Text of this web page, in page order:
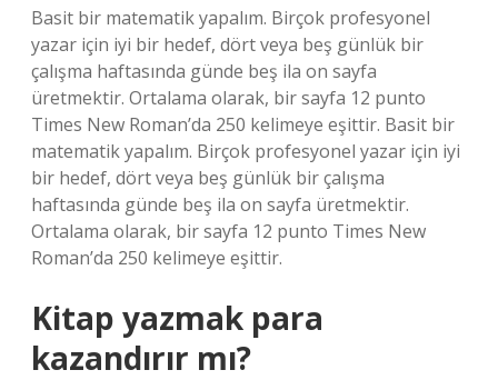
Basit bir matematik yapalım. Birçok profesyonel
yazar için iyi bir hedef, dört veya beş günlük bir
çalışma haftasında günde beş ila on sayfa
üretmektir. Ortalama olarak, bir sayfa 12 punto
Times New Roman’da 250 kelimeye eşittir. Basit bir
matematik yapalım. Birçok profesyonel yazar için iyi
bir hedef, dört veya beş günlük bir çalışma
haftasında günde beş ila on sayfa üretmektir.
Ortalama olarak, bir sayfa 12 punto Times New
Roman’da 250 kelimeye eşittir.
Kitap yazmak para
kazandırır mı?